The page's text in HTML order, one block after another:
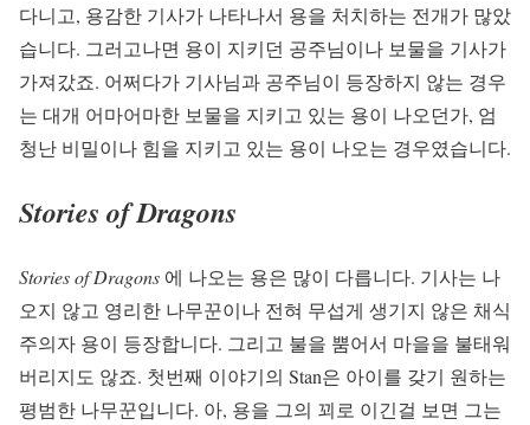
다니고, 용감한 기사가 나타나서 용을 처치하는 전개가 많았
습니다. 그러고나면 용이 지키던 공주님이나 보물을 기사가
가져갔죠. 어쩌다가 기사님과 공주님이 등장하지 않는 경우
는 대개 어마어마한 보물을 지키고 있는 용이 나오던가, 엄
청난 비밀이나 힘을 지키고 있는 용이 나오는 경우였습니다.
Stories of Dragons
Stories of Dragons 에 나오는 용은 많이 다릅니다. 기사는 나
오지 않고 영리한 나무꾼이나 전혀 무섭게 생기지 않은 채식
주의자 용이 등장합니다. 그리고 불을 뿜어서 마을을 불태워
버리지도 않죠. 첫번째 이야기의 Stan은 아이를 갖기 원하는
평범한 나무꾼입니다. 아, 용을 그의 꾀로 이긴걸 보면 그는